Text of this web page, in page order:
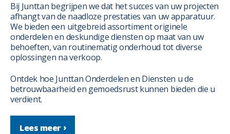
Bij Junttan begrijpen we dat het succes van uw projecten
afhangt van de naadloze prestaties van uw apparatuur.
We bieden een uitgebreid assortiment originele
onderdelen en deskundige diensten op maat van uw
behoeften, van routinematig onderhoud tot diverse
oplossingen na verkoop.
Ontdek hoe Junttan Onderdelen en Diensten u de
betrouwbaarheid en gemoedsrust kunnen bieden die u
verdient.
Lees meer